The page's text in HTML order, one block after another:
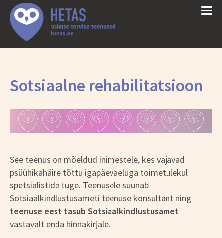
Sotsiaalne rehabilitatsioon
See teenus on mõeldud inimestele, kes vajavad
psüühikahäire tõttu igapäevaeluga toimetulekul
spetsialistide tuge. Teenusele suunab
Sotsiaalkindlustusameti teenuse konsultant ning
teenuse eest tasub Sotsiaalkindlustusamet
vastavalt enda hinnakirjale.